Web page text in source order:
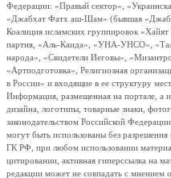
Федерации: «Правый сектор»,
«Джабхат Фатх аш-Шам» (бывшая
Коалиция исламских группировок
партия, «Аль-Каида», «УНА-УНСО»,
народа», «Свидетели Иеговы»,
«Артподготовка», Религиозная
в России» и входящие в ее структуру
Информация, размещенная на портале, а
дизайна, логотипы, товарные знаки,
законодательством Российской
могут быть использованы без
ГК РФ, при любом использовании
цитировании, активная гиперссылка на
редакции может не совпадать с мнением